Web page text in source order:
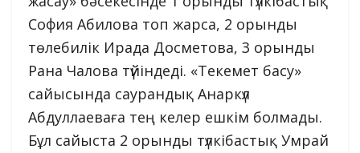
София Абилова топ жарса, 2 орынды
төлебилік Ирада Досметова, 3 орынды
Рана Чалова түйіндеді. «Текемет басу»
сайысында саурандық Анаркүл
Абдуллаеваға тең келер ешкім болмады.
Бұл сайыста 2 орынды түлкібастық Умрай